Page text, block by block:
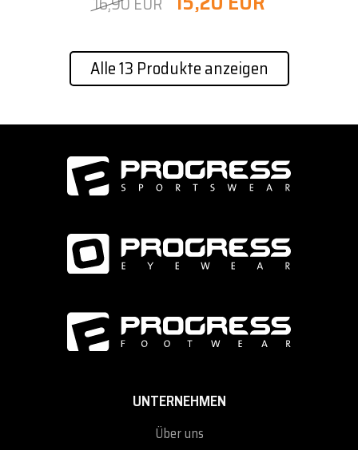
Alle 13 Produkte anzeigen
UNTERNEHMEN
Über uns